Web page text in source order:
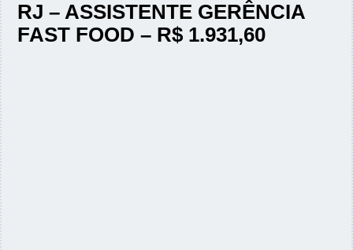
RJ – ASSISTENTE GERÊNCIA
FAST FOOD – R$ 1.931,60